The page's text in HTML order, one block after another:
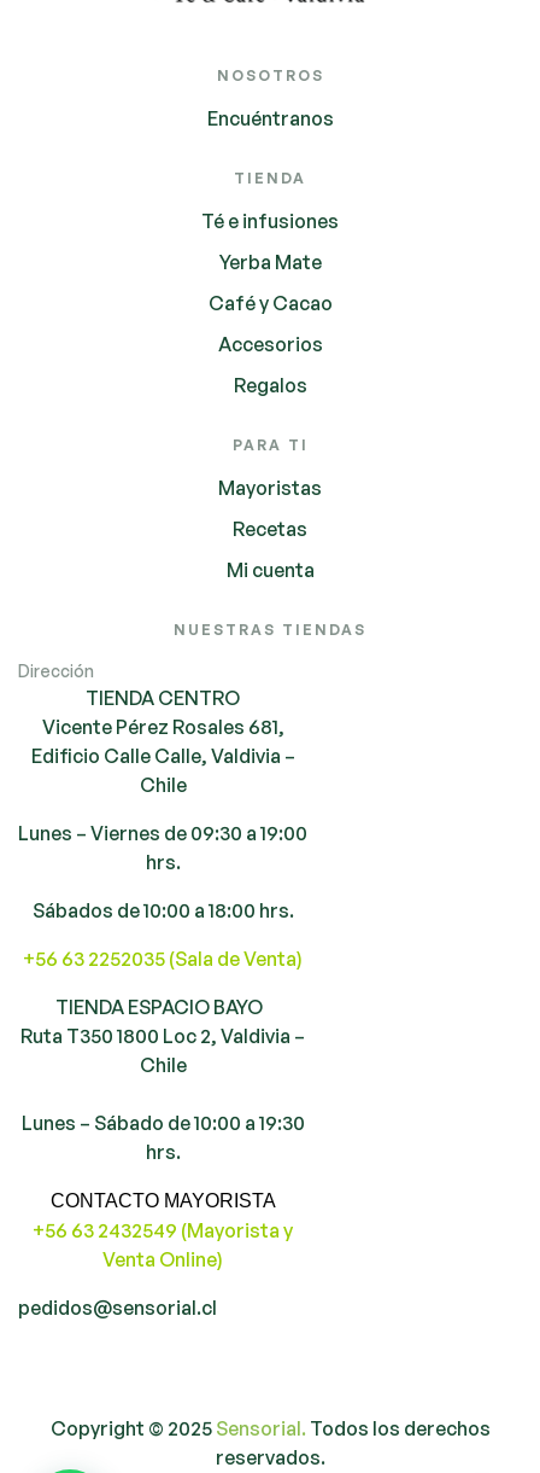
NOSOTROS
Encuéntranos
TIENDA
Té e infusiones
Yerba Mate
Café y Cacao
Accesorios
Regalos
PARA TI
Mayoristas
Recetas
Mi cuenta
NUESTRAS TIENDAS
Dirección
TIENDA CENTRO
Vicente Pérez Rosales 681,
Edificio Calle Calle, Valdivia –
Chile
Lunes – Viernes de 09:30 a 19:00
hrs.
Sábados de 10:00 a 18:00 hrs.
+56 63 2252035 (Sala de Venta)
TIENDA ESPACIO BAYO
Ruta T350 1800 Loc 2, Valdivia –
Chile
Lunes – Sábado de 10:00 a 19:30
hrs.
CONTACTO MAYORISTA
+56 63 2432549 (Mayorista y
Venta Online)
pedidos@sensorial.cl
Copyright © 2025 Sensorial. Todos los derechos
reservados.